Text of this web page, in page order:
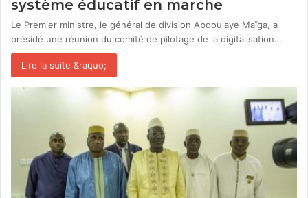
système éducatif en marche
Le Premier ministre, le général de division Abdoulaye Maïga, a
présidé une réunion du comité de pilotage de la digitalisation…
Lire la suite &raquo;